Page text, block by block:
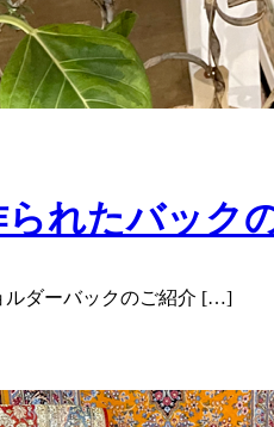
れたバック
ルダーバックのご紹介 […]